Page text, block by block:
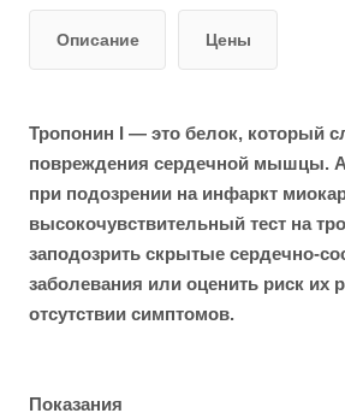
Описание Цены
Тропонин I — это белок, который
повреждения сердечной мышцы.
при подозрении на инфаркт
высокочувствительный тест на
заподозрить скрытые сердечно-
заболевания или оценить риск их
отсутствии симптомов.
Показания